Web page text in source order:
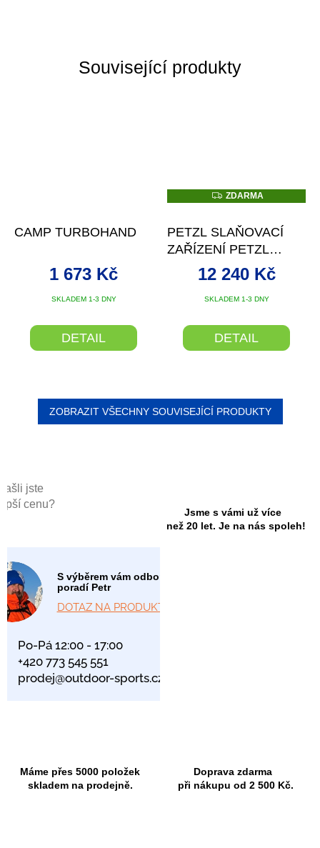
jste
cenu?
S výběrem vám odborně
poradí Petr
DOTAZ NA PRODUKT
Po-Pá 12:00 - 17:00
+420 773 545 551
prodej@outdoor-sports.cz
Jsme s vámi už více
než 20 let. Je na nás spoleh!
Máme přes 5000 položek
skladem na prodejně.
Doprava zdarma
při nákupu od 2 500 Kč.
Související produkty
CAMP TURBOHAND
SKLADEM 1-3 DNY
1 673 Kč
DETAIL
Z
D
M
A
ZDARMA
PETZL SLAŇOVACÍ
ZAŘÍZENÍ PETZL
MAESTRO S
SKLADEM 1-3 DNY
12 240 Kč
DETAIL
ZOBRAZIT VŠECHNY SOUVISEJÍCÍ PRODUKTY